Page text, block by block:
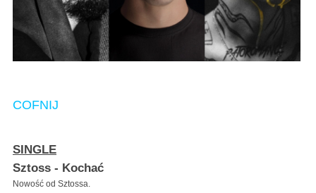
COFNIJ
SINGLE
Sztoss - Kochać
Nowość od Sztossa.